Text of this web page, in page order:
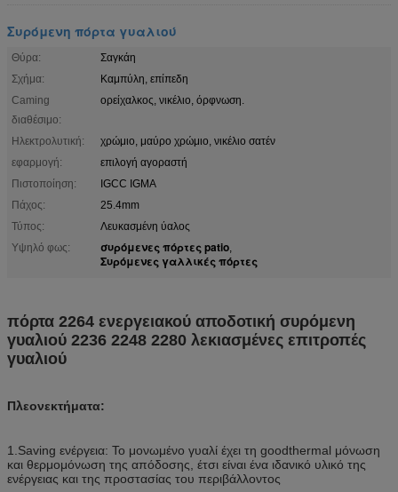
Συρόμενη πόρτα γυαλιού
Θύρα:
Σαγκάη
Σχήμα:
Καμπύλη, επίπεδη
Caming
διαθέσιμο:
ορείχαλκος, νικέλιο, όρφνωση.
Ηλεκτρολυτική:
χρώμιο, μαύρο χρώμιο, νικέλιο σατέν
εφαρμογή:
επιλογή αγοραστή
Πιστοποίηση:
IGCC IGMA
Πάχος:
25.4mm
Τύπος:
Λευκασμένη ύαλος
Υψηλό φως:
συρόμενες πόρτες patio,
Συρόμενες γαλλικές πόρτες
πόρτα 2264 ενεργειακού αποδοτική συρόμενη
γυαλιού 2236 2248 2280 λεκιασμένες επιτροπές
γυαλιού
Πλεονεκτήματα:
1.Saving ενέργεια: Το μονωμένο γυαλί έχει τη goodthermal μόνωση
και θερμομόνωση της απόδοσης, έτσι είναι ένα ιδανικό υλικό της
ενέργειας και της προστασίας του περιβάλλοντος